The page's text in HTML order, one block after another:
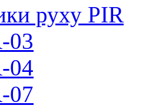
руху PIR
03
04
07